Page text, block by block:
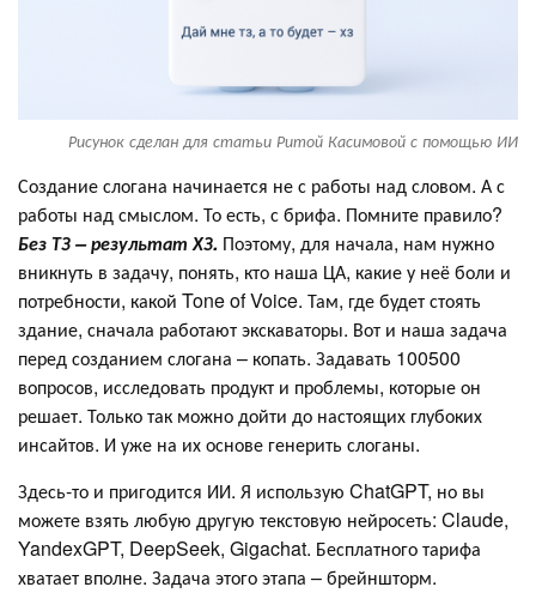
Рисунок сделан для статьи Ритой Касимовой с помощью ИИ
Создание слогана начинается не с работы над словом. А с
работы над смыслом. То есть, с брифа. Помните правило?
Без ТЗ – результат ХЗ. Поэтому, для начала, нам нужно
вникнуть в задачу, понять, кто наша ЦА, какие у неё боли и
потребности, какой Tone of Voice. Там, где будет стоять
здание, сначала работают экскаваторы. Вот и наша задача
перед созданием слогана – копать. Задавать 100500
вопросов, исследовать продукт и проблемы, которые он
решает. Только так можно дойти до настоящих глубоких
инсайтов. И уже на их основе генерить слоганы.
Здесь-то и пригодится ИИ. Я использую ChatGPT, но вы
можете взять любую другую текстовую нейросеть: Claude,
YandexGPT, DeepSeek, Gigachat. Бесплатного тарифа
хватает вполне. Задача этого этапа – брейншторм.